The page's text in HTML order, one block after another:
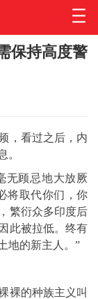
保持高度警
，看过之后，内
。
无顾忌地大放厥
将取代你们，你
繁衍众多印度后
此被拉低。终有
地的新主人。”
裸的种族主义叫